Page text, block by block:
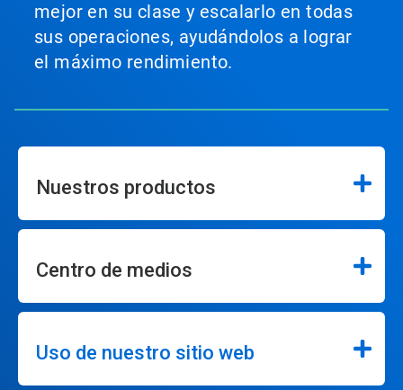
mejor en su clase y escalarlo en todas
sus operaciones, ayudándolos a lograr
el máximo rendimiento.
Nuestros productos
Centro de medios
Uso de nuestro sitio web